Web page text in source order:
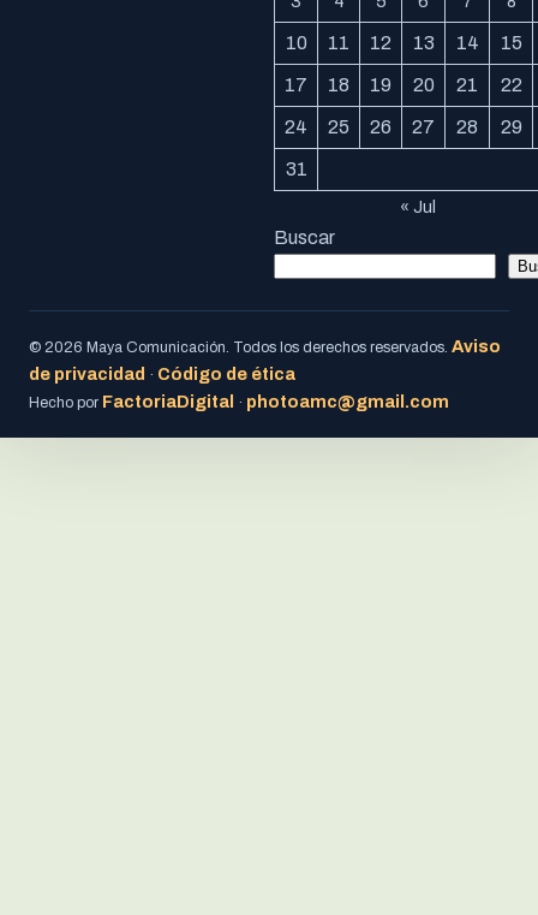
10 11 12 13 14 15
17 18 19 20 21 22
24 25 26 27 28 29
31
« Jul
Buscar
© 2026 Maya Comunicación. Todos los derechos reservados. Aviso
de privacidad · Código de ética
Hecho por FactoriaDigital · photoamc@gmail.com